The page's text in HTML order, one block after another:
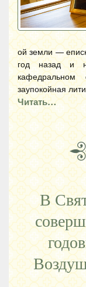
ой земли —
год назад и
заупокойная
Читать…
В